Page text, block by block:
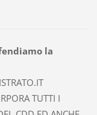
la
TUTTI I